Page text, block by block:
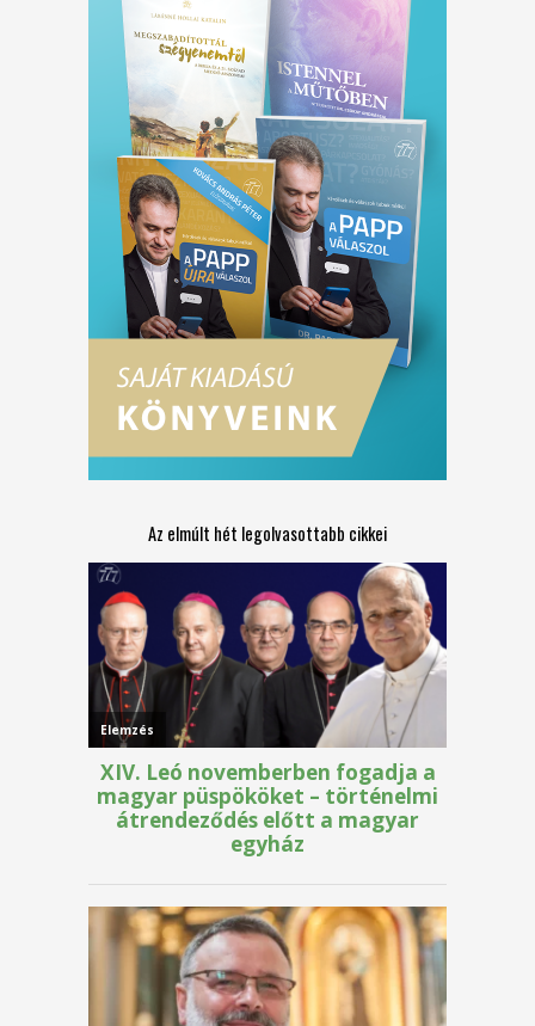
Az elmúlt hét legolvasottabb cikkei